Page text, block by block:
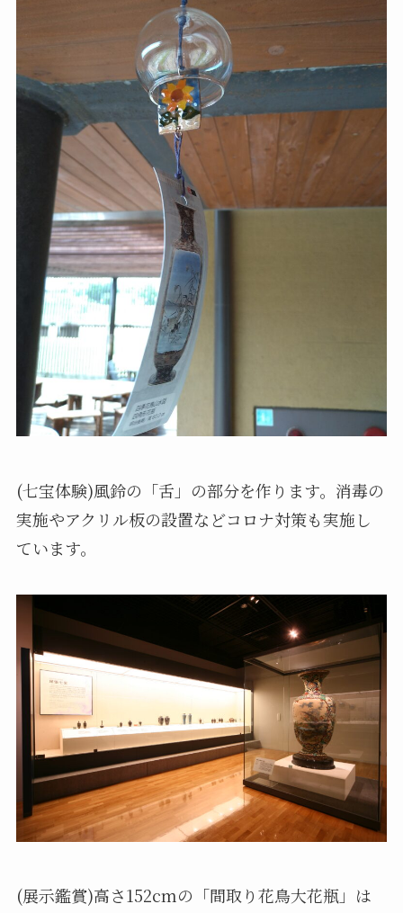
(七宝体験)風鈴の「舌」の部分を作ります。消毒の
実施やアクリル板の設置などコロナ対策も実施し
ています。
(展示鑑賞)高さ152cmの「間取り花鳥大花瓶」は